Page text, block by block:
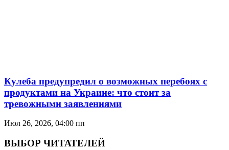
Кулеба предупредил о возможных перебоях с
продуктами на Украине: что стоит за
тревожными заявлениями
Июл 26, 2026, 04:00 пп
ВЫБОР ЧИТАТЕЛЕЙ